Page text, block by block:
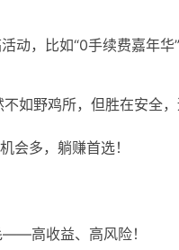
动，比如“0手续费嘉年
如野鸡所，但胜在安全，
会多，躺赚首选！
高收益、高风险！